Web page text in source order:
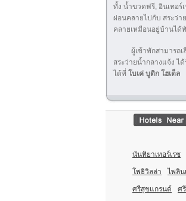
ทั้ง น้ำขวดฟรี, อินเทอร์
ผ่อนคลายไปกับ สระว่า
คลายเหมือนอยู่บ้านได้
ผู้เข้าพักสามารถ
สระว่ายน้ำกลางแจ้ง ไ
ได้ที่ โบเค่ บูติก โฮเต็ล
นันทิยาเทอร์เรซ
โพธิวิลล่า ไพลิน
ศรีสุขแกรนด์ ศ